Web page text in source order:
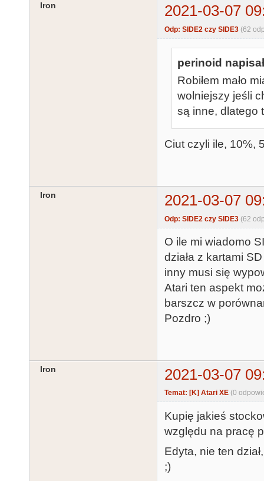
Iron 2021-03-07
Odp: SIDE2 czy SIDE3 (62
perinoid
Robiłem mało
wolniejszy jeśli
są inne, dlatego
Ciut czyli ile, 10%,
Iron 2021-03-07
Odp: SIDE2 czy SIDE3 (62
O ile mi wiadomo
działa z kartami
inny musi się
Atari ten aspekt
barszcz w
Pozdro ;)
Iron 2021-03-07
Temat: [K] Atari XE (0
Kupię jakieś
względu na pracę
Edyta, nie ten
;)